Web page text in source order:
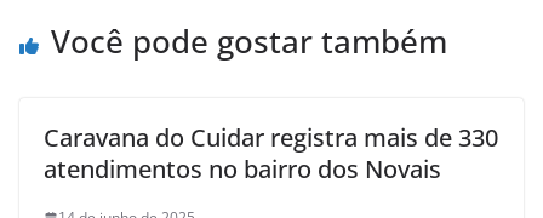
Você pode gostar também
Caravana do Cuidar registra mais de 330
atendimentos no bairro dos Novais